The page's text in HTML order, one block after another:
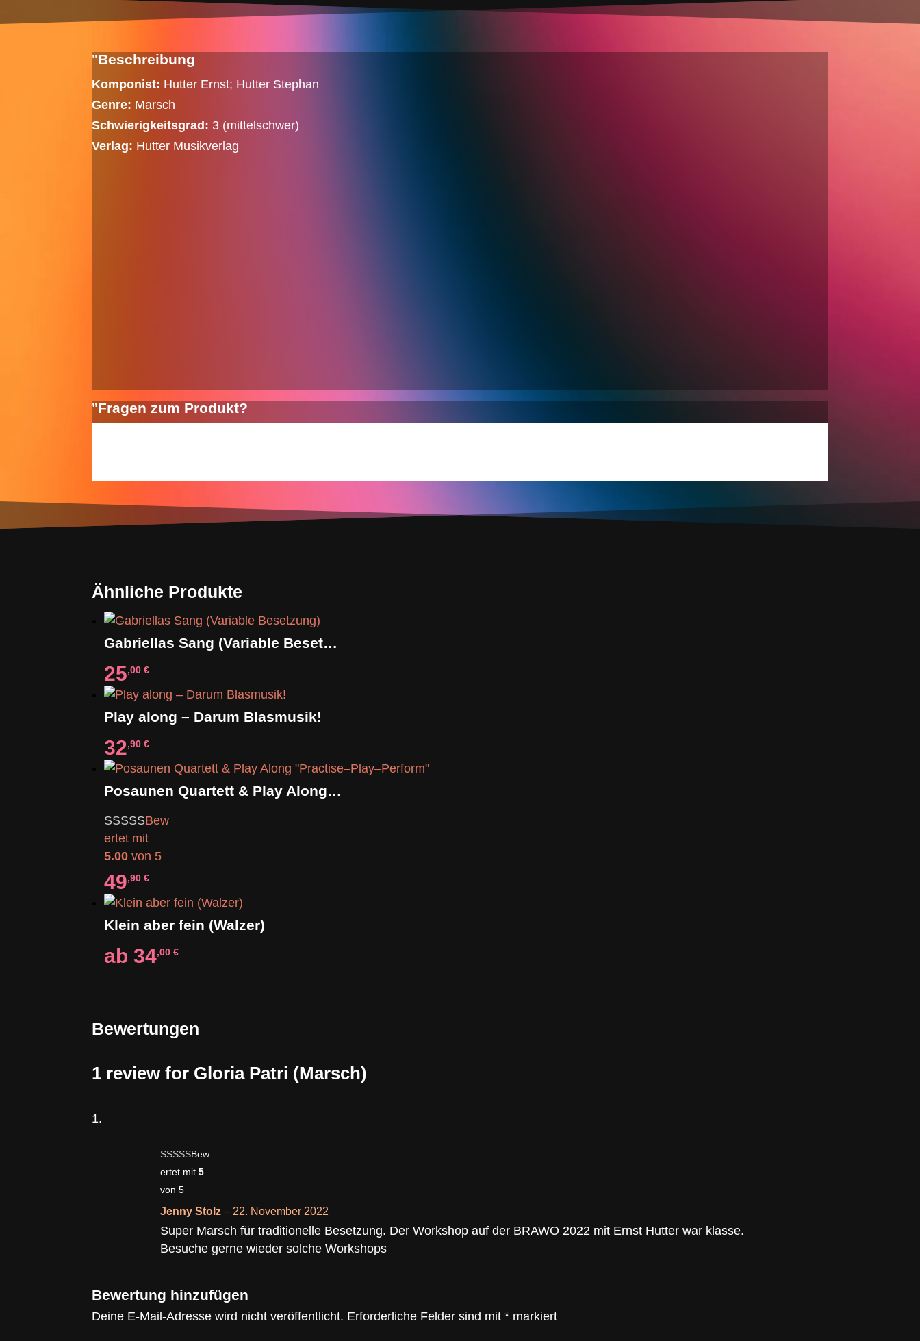
Beschreibung
Komponist: Hutter Ernst; Hutter Stephan
Genre: Marsch
Schwierigkeitsgrad: 3 (mittelschwer)
Verlag: Hutter Musikverlag
Fragen zum Produkt?
Ähnliche Produkte
Gabriellas Sang (Variable Besetzung)
25,00€
Play along – Darum Blasmusik!
32,90€
Posaunen Quartett & Play Along „Practise–Play–Perform“
Bew
ertet mit
5.00 von 5
49,90€
Klein aber fein (Walzer)
ab34,00€
Bewertungen
1 review for Gloria Patri (Marsch)
Bew
ertet mit5
von 5
Jenny Stolz– 22. November 2022
Super Marsch für traditionelle Besetzung. Der Workshop auf der BRAWO 2022 mit Ernst Hutter war klasse.
Besuche gerne wieder solche Workshops
Bewertung hinzufügen
Deine E-Mail-Adresse wird nicht veröffentlicht. Erforderliche Felder sind mit* markiert